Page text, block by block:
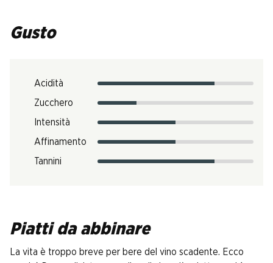
Gusto
Acidità
Zucchero
Intensità
Affinamento
Tannini
Piatti da abbinare
La vita è troppo breve per bere del vino scadente. Ecco